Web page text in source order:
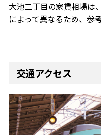
大池二丁目の家賃相場は
によって異なるため、参
交通アクセス